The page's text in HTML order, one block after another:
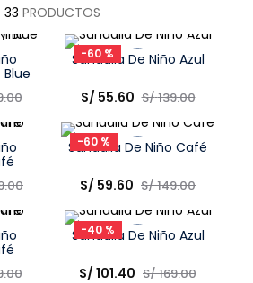
33 PRODUCTOS
.00
-60 %
Talla
Elige una opción
Sandalia De Niño Azul
S/ 55.60 S/139.00
.00
-60 %
Talla
Elige una opción
Sandalia De Niño Café
S/ 59.60 S/149.00
.00
-40 %
Talla
Sandalia De Niño Azul
S/ 101.40 S/169.00